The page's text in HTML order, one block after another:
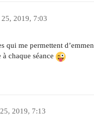
25, 2019, 7:03
qui me permettent
à chaque séance
2019, 7:13